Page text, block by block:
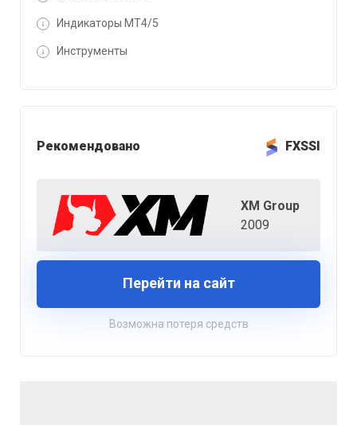
Индикаторы MT4/5
Инструменты
Рекомендовано FXSSI
XM Group
2009
Перейти на сайт
Возможна потеря средств